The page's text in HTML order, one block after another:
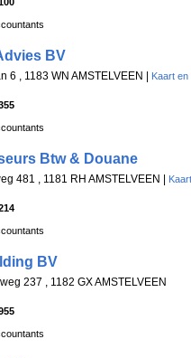
BV
6 , 1183 WN AMSTELVEEN | Kaart en
Btw & Douane
481 , 1181 RH AMSTELVEEN |
BV
237 , 1182 GX AMSTELVEEN